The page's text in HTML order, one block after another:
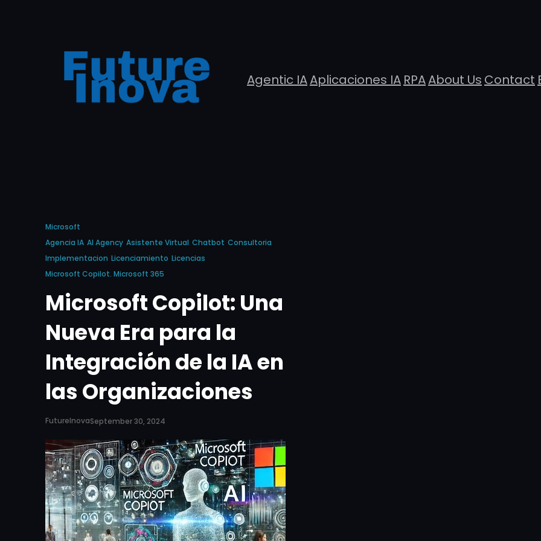
Agentic IAAplicaciones IA RPAAbout Us Contact
Microsoft
Agencia IA AI Agency Asistente Virtual Chatbot Consultoria
Implementacion Licenciamiento Licencias
Microsoft Copilot. Microsoft 365
Microsoft Copilot: Una
Nueva Era para la
Integración de la IA en
las Organizaciones
FutureInovaSeptember 30, 2024